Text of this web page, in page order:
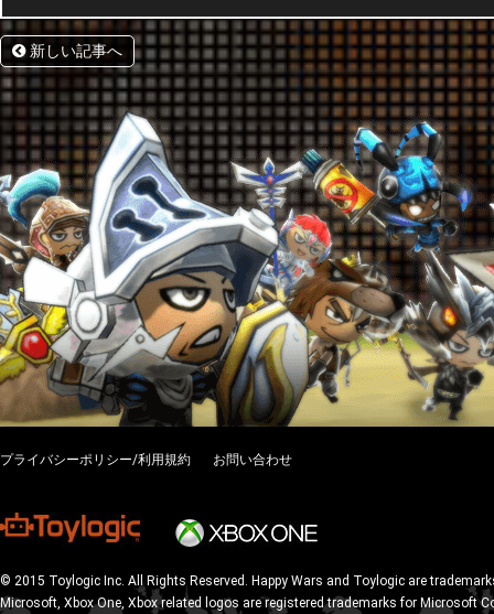
新しい記事へ
プライバシーポリシー/利用規約 お問い合わせ
© 2015 Toylogic Inc. All Rights Reserved. Happy Wars and Toylogic are
Microsoft, Xbox One, Xbox related logos are registered trademarks for Microsoft